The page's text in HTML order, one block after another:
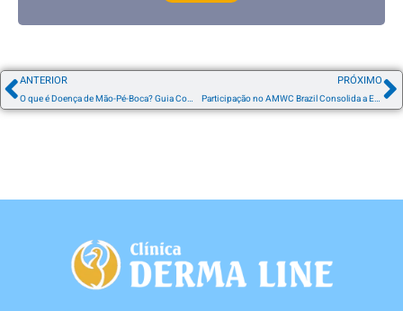
ANTERIOR
O que é Doença de Mão-Pé-Boca? Guia Completo de Sintomas e Cuidados
PRÓXIMO
Participação no AMWC Brazil Consolida a Excelência Terapêutica e Tecnológica da Clínica Derma Line